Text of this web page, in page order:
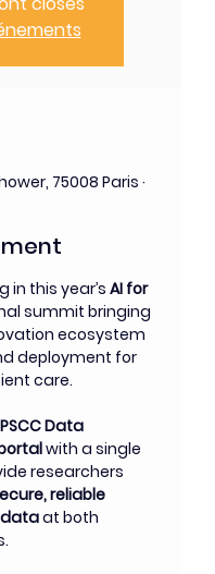
75008 Paris ·
in this year’s AI for
summit bringing
ecosystem
deployment for
care.
Data
with a single
researchers
reliable
at both